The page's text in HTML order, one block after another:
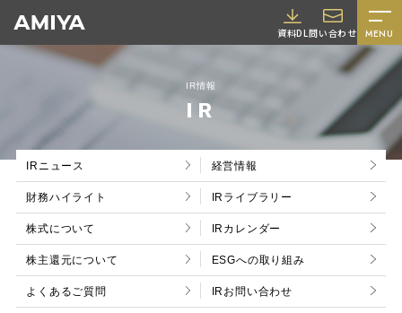
A
M
資料DL問い合わせ MENU
採用情報
IR情報
IR
IRニュース 経営情報
財務ハイライト IRライブラリー
株式について IRカレンダー
株主還元について ESGへの取り組み
よくあるご質問 IRお問い合わせ